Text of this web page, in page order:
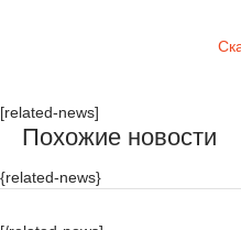
[related-news]
Похожие новости
{related-news}